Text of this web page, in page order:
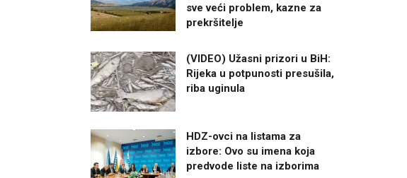
sve veći problem, kazne za
prekršitelje
(VIDEO) Užasni prizori u BiH:
Rijeka u potpunosti presušila,
riba uginula
HDZ-ovci na listama za
izbore: Ovo su imena koja
predvode liste na izborima